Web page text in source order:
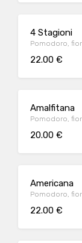
4 Stagioni
Pomodoro,
22.00 €
Amalfitana
Pomodoro,
20.00 €
Americana
Pomodoro,
22.00 €